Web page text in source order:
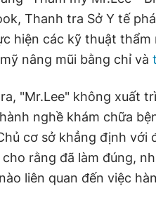
Thanh tra Sở Y tế
hiện các kỹ thuật
nâng mũi bằng chỉ và
"Mr.Lee" không xuất
nghề khám chữa
cơ sở khẳng định với
cho rằng đã làm đúng,
liên quan đến việc